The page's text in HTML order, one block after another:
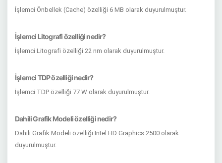
İşlemci Önbellek (Cache) özelliği 6 MB olarak duyurulmuştur.
İşlemci Litografi özelliği nedir?
İşlemci Litografi özelliği 22 nm olarak duyurulmuştur.
İşlemci TDP özelliği nedir?
İşlemci TDP özelliği 77 W olarak duyurulmuştur.
Dahili Grafik Modeli özelliği nedir?
Dahili Grafik Modeli özelliği Intel HD Graphics 2500 olarak
duyurulmuştur.